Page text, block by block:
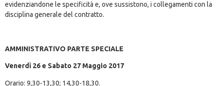
evidenziandone le specificità e, ove sussistono, i collegamenti con la
disciplina generale del contratto.
AMMINISTRATIVO PARTE SPECIALE
Venerdì 26 e Sabato 27 Maggio 2017
Orario: 9,30-13,30; 14,30-18,30.